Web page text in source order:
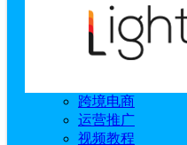
恒创科技
技术教程
主机教程
建站技术教程
跨境电商
运营推广
视频教程
Lightlayer
专属优惠链接